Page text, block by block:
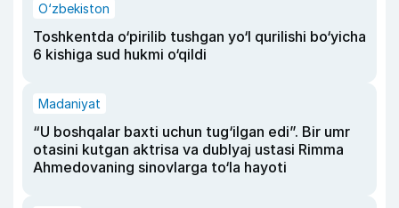
O‘zbekiston
Toshkentda o‘pirilib tushgan yo‘l qurilishi bo‘yicha
6 kishiga sud hukmi o‘qildi
Madaniyat
“U boshqalar baxti uchun tug‘ilgan edi”. Bir umr
otasini kutgan aktrisa va dublyaj ustasi Rimma
Ahmedovaning sinovlarga to‘la hayoti